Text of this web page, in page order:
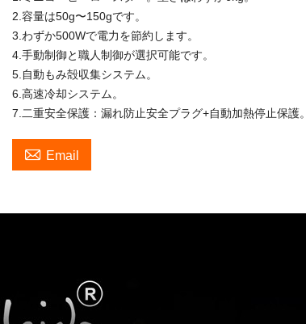
2.容量は50g〜150gです。
3.わずか500Wで電力を節約します。
4.手動制御と職人制御が選択可能です。
5.自動もみ殻収集システム。
6.高速冷却システム。
7.二重安全保護：漏れ防止安全プラグ+自動加熱停止保護。
 Email